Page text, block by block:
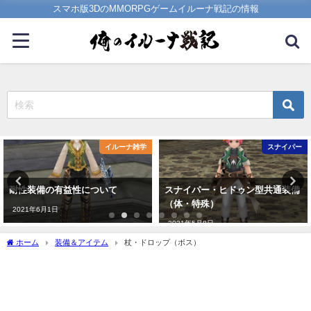
スマホ版3DのMMORPGゲームイルーナ戦記の情報
イルーナ雑学
耐性装備の有益性について
2021年6月1日
スナイパー
スナイパー・ヒドゥン型共通装備
（体・特殊）
2021年5月8日
ホーム 装備＆アイテム 杖・ドロップ（ボス）